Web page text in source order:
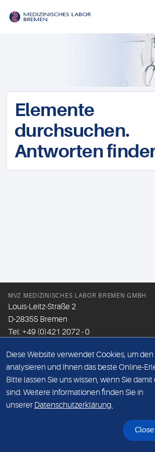
Elemente
durchsuchen.
Antworten
MVZ MEDIZINISCHES LABOR BREMEN GMBH
Louis-Leitz-Straße 2
D-28355 Bremen
Tel: +49 (0)421 2072 - 0
Email:info@mlhb.de
DATENSCHUTZ
IMPRESSUM
Diese Website verwendet Cookies, um
analysieren und Ihnen das beste Online-
Bitte lassen Sie uns wissen, wenn Sie
sind. Weitere Informationen finden Sie in
unserer Datenschutzerklärung.
Close